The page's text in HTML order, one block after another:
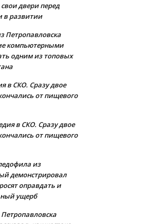
двери перед
в развитии
Петропавловска
компьютерными
одним из топовых
в СКО. Сразу двое
от пищевого
в СКО. Сразу двое
от пищевого
из
демонстрировал
оправдать и
ущерб
Петропавловска